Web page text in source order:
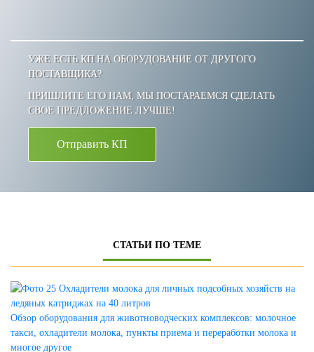
УЖЕ ЕСТЬ КП НА ОБОРУДОВАНИЕ ОТ ДРУГОГО
ПОСТАВЩИКА?
ПРИШЛИТЕ ЕГО НАМ, МЫ ПОСТАРАЕМСЯ СДЕЛАТЬ
СВОЕ ПРЕДЛОЖЕНИЕ ЛУЧШЕ!
Отправить КП
СТАТЬИ ПО ТЕМЕ
Обзор оборудования для животноводческих комплексов: молочное
такси, охладители молока, пункты приема и переработки молока и
многое другое